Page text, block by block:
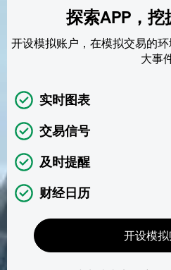
探索APP，
开设模拟账户，在模拟交易的
大事
实时图表
交易信号
及时提醒
财经日历